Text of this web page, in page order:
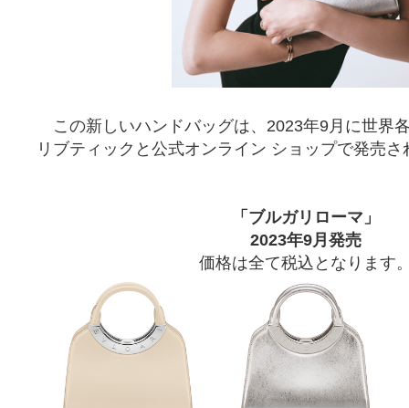
この新しいハンドバッグは、2023年9月に世界
リブティックと公式オンライン ショップで発売
「ブルガリローマ」
2023年9月発売
価格は全て税込となります